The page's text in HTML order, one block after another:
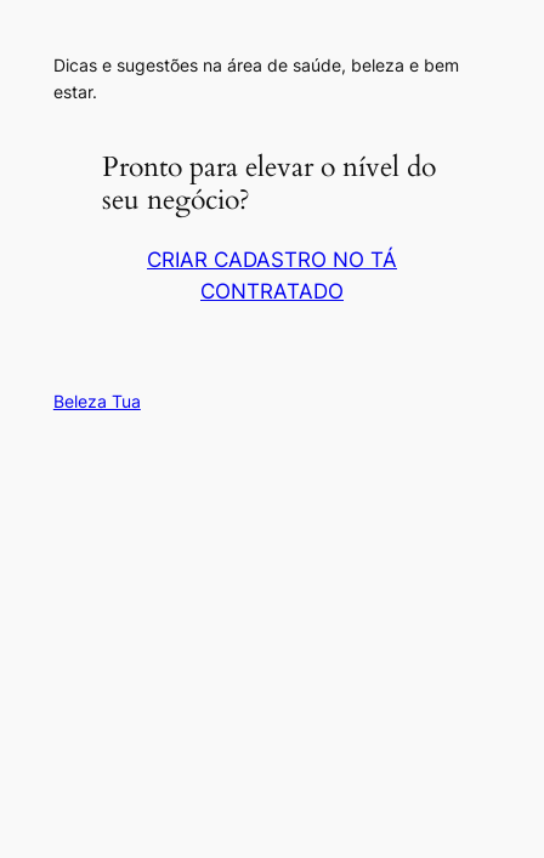
Dicas e sugestões na área de saúde, beleza e bem
estar.
Pronto para elevar o nível do
seu negócio?
CRIAR CADASTRO NO TÁ
CONTRATADO
Beleza Tua